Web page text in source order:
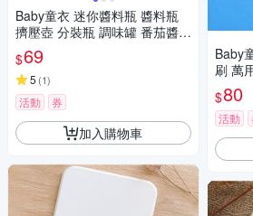
Baby童衣 迷你醬料瓶 醬料瓶
擠壓壺 分裝瓶 調味罐 番茄醬
醬油 沙拉醬 迷你罐 分裝收納罐
便當小物 便當配件11801
$69
5 (1)
活動 券
加入購物車
Baby
刷 萬
杯蓋
$80
活動